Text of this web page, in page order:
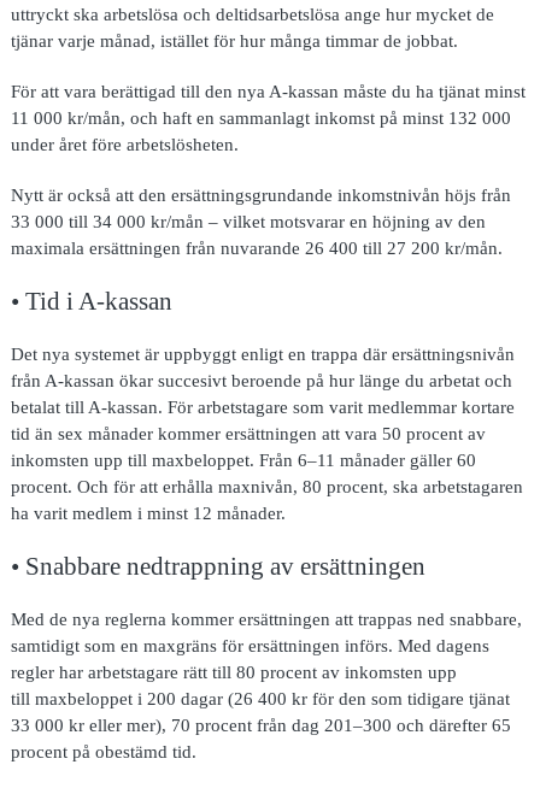
uttryckt ska arbetslösa och deltidsarbetslösa ange hur mycket de
tjänar varje månad, istället för hur många timmar de jobbat.
För att vara berättigad till den nya A-kassan måste du ha tjänat minst
11 000 kr/mån, och haft en sammanlagt inkomst på minst 132 000
under året före arbetslösheten.
Nytt är också att den ersättningsgrundande inkomstnivån höjs från
33 000 till 34 000 kr/mån – vilket motsvarar en höjning av den
maximala ersättningen från nuvarande 26 400 till 27 200 kr/mån.
• Tid i A-kassan
Det nya systemet är uppbyggt enligt en trappa där ersättningsnivån
från A-kassan ökar succesivt beroende på hur länge du arbetat och
betalat till A-kassan. För arbetstagare som varit medlemmar kortare
tid än sex månader kommer ersättningen att vara 50 procent av
inkomsten upp till maxbeloppet. Från 6–11 månader gäller 60
procent. Och för att erhålla maxnivån, 80 procent, ska arbetstagaren
ha varit medlem i minst 12 månader.
• Snabbare nedtrappning av ersättningen
Med de nya reglerna kommer ersättningen att trappas ned snabbare,
samtidigt som en maxgräns för ersättningen införs. Med dagens
regler har arbetstagare rätt till 80 procent av inkomsten upp
till maxbeloppet i 200 dagar (26 400 kr för den som tidigare tjänat
33 000 kr eller mer), 70 procent från dag 201–300 och därefter 65
procent på obestämd tid.